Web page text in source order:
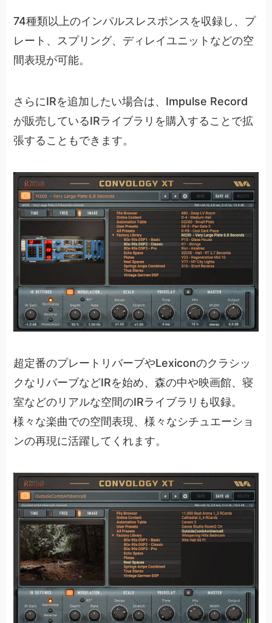
74種類以上のインパルスレスポンスを収録し、プ
レート、スプリング、ディレイユニットなどの空
間表現が可能。
さらにIRを追加したい場合は、Impulse Record
が販売しているIRライブラリを購入することで拡
張することもできます。
超定番のプレートリバーブやLexiconのクラシッ
クなリバーブなどIRを始め、森の中や映画館、寝
室などのリアルな空間のIRライブラリも収録。
様々な楽曲での空間表現、様々なシチュエーショ
ンの再現に活躍してくれます。